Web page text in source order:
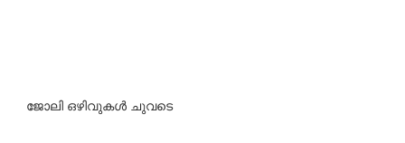
ജോലി ഒഴിവുകൾ ചുവടെ